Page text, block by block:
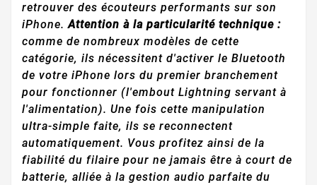
retrouver des écouteurs performants sur son
iPhone.Attention à la particularité technique :
comme de nombreux modèles de cette
catégorie, ils nécessitent d'activer le Bluetooth
de votre iPhone lors du premier branchement
pour fonctionner (l'embout Lightning servant à
l'alimentation). Une fois cette manipulation
ultra-simple faite, ils se reconnectent
automatiquement. Vous profitez ainsi de la
fiabilité du filaire pour ne jamais être à court de
batterie, alliée à la gestion audio parfaite du